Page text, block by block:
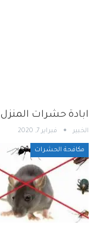
ابادة حشرات المنزل
الخبير فبراير 7, 2020
مكافحة الحشرات